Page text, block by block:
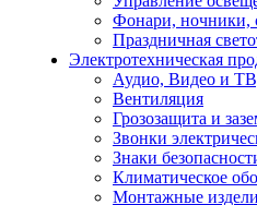
Фонари, ночники,
Праздничная
Электротехническая
Аудио, Видео и
Вентиляция
Грозозащита и
Звонки
Знаки
Климатическое
Монтажные